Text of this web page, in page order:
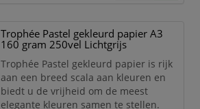
teksten, tabellen en afbeeldingen goed
leesbaar weer te geven.
Met een papiergewicht van120 g/m²
voelt het papi
Trophée Pastel gekleurd papier A3
160 gram 250vel Lichtgrijs
Trophée Pastel gekleurd papier is rijk
aan een breed scala aan kleuren en
biedt u de vrijheid om de meest
elegante kleuren samen te stellen.